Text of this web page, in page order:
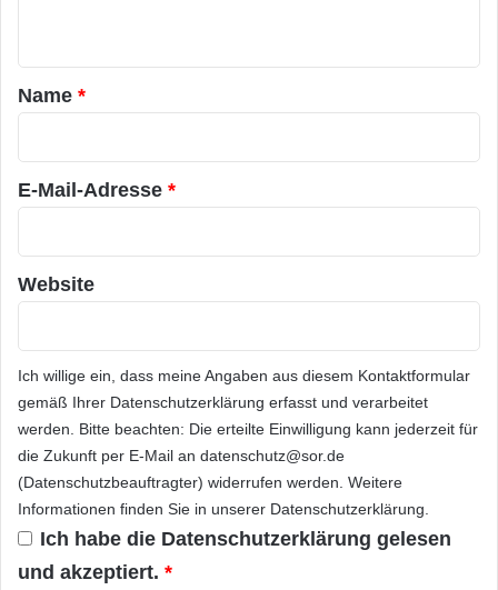
a
r
*
Name *
E-Mail-Adresse *
Website
Ich willige ein, dass meine Angaben aus diesem Kontaktformular
gemäß Ihrer Datenschutzerklärung erfasst und verarbeitet
werden. Bitte beachten: Die erteilte Einwilligung kann jederzeit für
die Zukunft per E-Mail an datenschutz@sor.de
(Datenschutzbeauftragter) widerrufen werden. Weitere
Informationen finden Sie in unserer Datenschutzerklärung
Ich habe die Datenschutzerklärung gelesen
und akzeptiert. *